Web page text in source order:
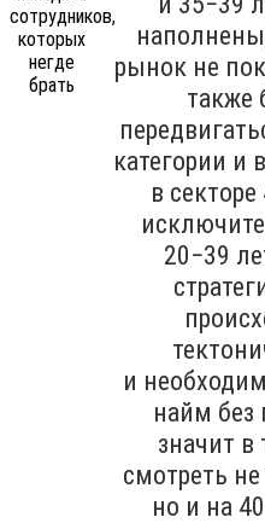
рынок не
также
категории и
в
20−39
и
найм без
значит в
смотреть
но и на